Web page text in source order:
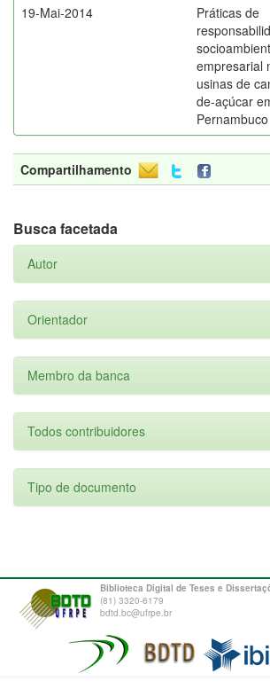
19-Mai-2014
Práticas de
empresarial
usinas de
de-açúcar
Pernambuco
Compartilhamento
Busca facetada
Autor
Orientador
Membro da banca
Todos contribuidores
Tipo de documento
Biblioteca Digital de Teses e
(81) 3320-6179
bdtd.bc@ufrpe.br